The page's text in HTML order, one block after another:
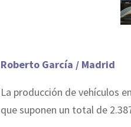
Roberto García / Madrid
La producción de vehículos
que suponen un total de